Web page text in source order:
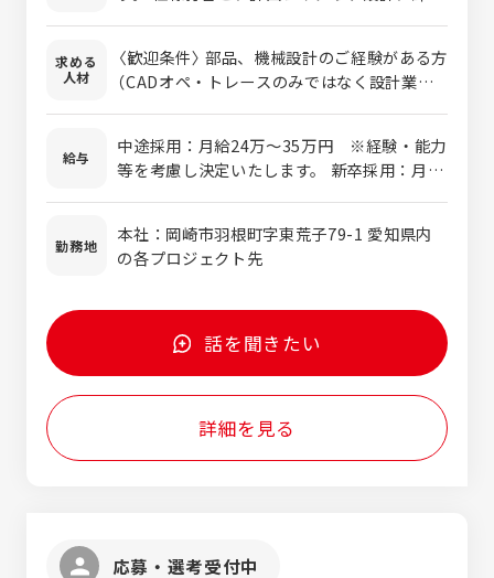
求める
人材
〈歓迎条件〉 部品、機械設計のご経験がある方
（CADオペ・トレースのみではなく設計業務
の高い方 など、未経験の方でもご興味のある
方は、ご相談ください。
給与
中途採用：月給24万～35万円 ※経験・能力
等を考慮し決定いたします。 新卒採用：月給
勤務地
本社：岡崎市羽根町字東荒子79-1 愛知県内
の各プロジェクト先
話を聞きたい
詳細を見る
応募・選考受付中